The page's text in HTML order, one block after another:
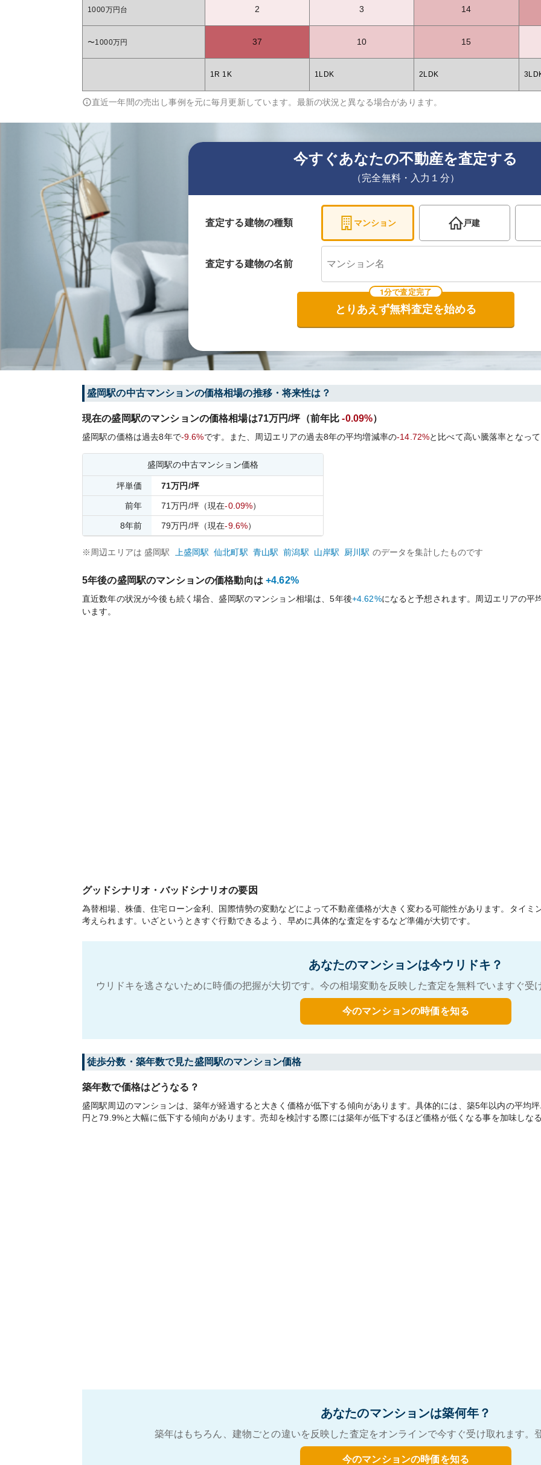
1000万円台 2 3 14
〜1000万円 37 10 15
1R 1K 1LDK 2LDK
直近一年間の売出し事例を元に毎月更新しています。最新の状況と異なる場合があります。
今すぐあなたの不動産を査定する
（完全無料・入力１分）
査定する建物の種類 マンション 戸建
査定する建物の名前
1分で査定完了
とりあえず無料査定を始める
盛岡駅の中古マンションの価格相場の推移・将来性は？
現在の盛岡駅のマンションの価格相場は71万円/坪（前年比 -0.09%）
盛岡駅の価格は過去8年で-9.6%です。 また、周辺エリアの過去8年の平均増減率の-14.72%と比べて高い騰落率となっ
盛岡駅の中古マンション価格
坪単価 71万円/坪
前年 71万円/坪（現在-0.09%）
8年前 79万円/坪（現在-9.6%）
※周辺エリアは 盛岡駅 上盛岡駅 仙北町駅 青山駅 前潟駅 山岸駅 厨川駅 のデータを集計したものです
5年後の盛岡駅のマンションの価格動向は +4.62%
直近数年の状況が今後も続く場合、盛岡駅のマンション相場は、5年後+4.62%になると予想されます。周辺エリアの平
います。
グッドシナリオ・バッドシナリオの要因
為替相場、株価、住宅ローン金利、国際情勢の変動などによって不動産価格が大きく変わる可能性があります。タイミ
考えられます。いざというときすぐ行動できるよう、早めに具体的な査定をするなど準備が大切です。
あなたのマンションは今ウリドキ？
ウリドキを逃さないために時価の把握が大切です。今の相場変動を反映した査定を無料でいますぐ
今のマンションの時価を知る
徒歩分数・築年数で見た盛岡駅のマンション価格
築年数で価格はどうなる？
盛岡駅周辺のマンションは、築年が経過すると大きく価格が低下する傾向があります。具体的には、築5年以内の平均
円と79.9%と大幅に低下する傾向があります。売却を検討する際には築年が低下するほど価格が低くなる事を加味しな
あなたのマンションは築何年？
築年はもちろん、建物ごとの違いを反映した査定をオンラインで今すぐ受け取れます。
今のマンションの時価を知る